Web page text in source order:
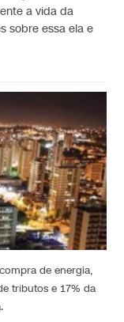
a vida da
sobre essa ela e
de energia,
tributos e 17% da